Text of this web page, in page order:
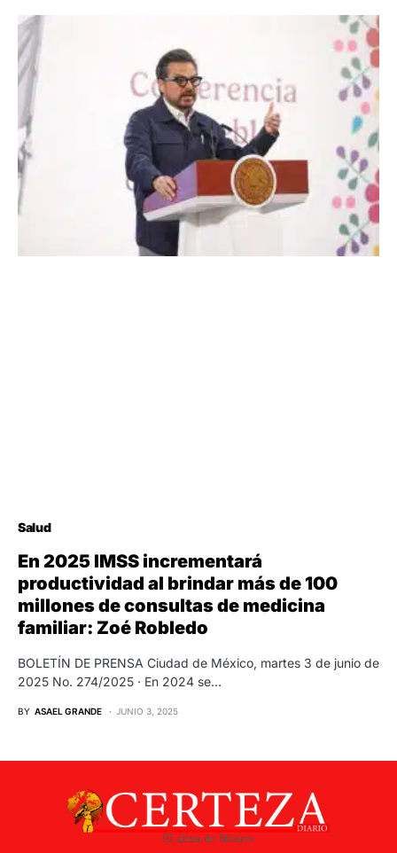
Salud
En 2025 IMSS incrementará
productividad al brindar más de 100
millones de consultas de medicina
familiar: Zoé Robledo
BOLETÍN DE PRENSA Ciudad de México, martes 3 de junio de
2025 No. 274/2025 · En 2024 se…
BY ASAEL GRANDE JUNIO 3, 2025